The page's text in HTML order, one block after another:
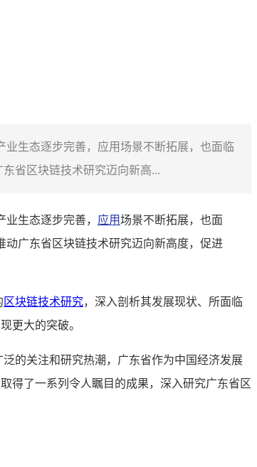
生态逐步完善，应用场景不断拓展，也面临
省区块链技术研究迈向新高...
生态逐步完善， 应用场景不断拓展，也面
广东省区块链技术研究迈向新高度，促进
区块链技术研究，深入剖析其发展现状、所面临
更大的突破。
的关注和研究热潮，广东省作为中国经济发展
得了一系列令人瞩目的成果，深入研究广东省区